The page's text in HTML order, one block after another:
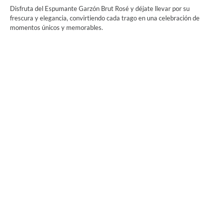
Disfruta del Espumante Garzón Brut Rosé y déjate llevar por su
frescura y elegancia, convirtiendo cada trago en una celebración de
momentos únicos y memorables.